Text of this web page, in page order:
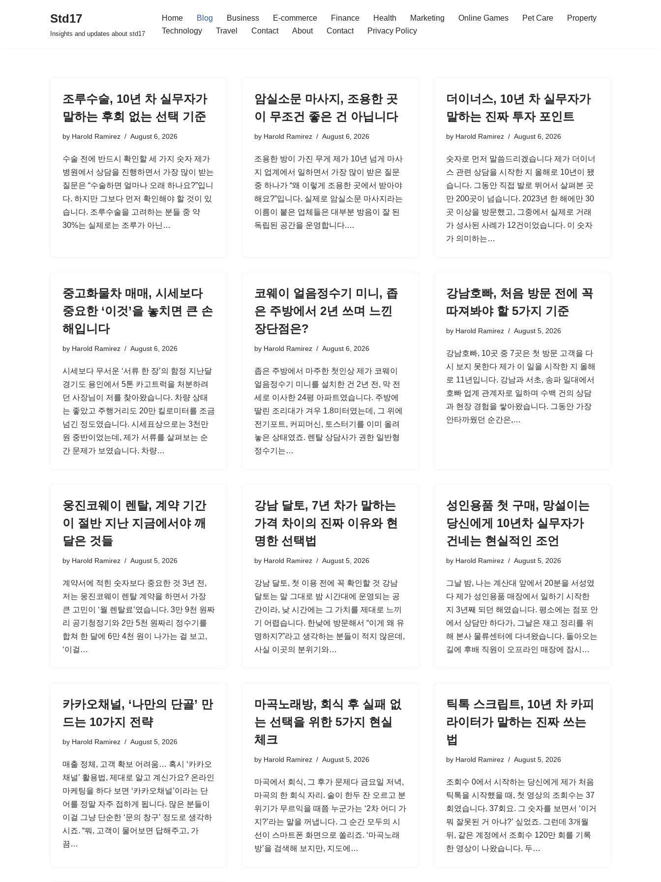
Std17
Insights and updates about std17
Home Blog Business E-commerce Finance Health Marketing Online Games Pet Care
Property
Technology
Travel Contact About Contact Privacy Policy
조루수술, 10년 차 실무자가
말하는 후회 없는 선택 기준
by Harold Ramirez August 6, 2026
수술 전에 반드시 확인할 세 가지 숫자 제가
병원에서 상담을 진행하면서 가장 많이 받는
질문은 “수술하면 얼마나 오래 하나요?”입니
다. 하지만 그보다 먼저 확인해야 할 것이 있
습니다. 조루수술을 고려하는 분들 중 약
30%는 실제로는 조루가 아닌…
암실소문 마사지, 조용한 곳
이 무조건 좋은 건 아닙니다
by Harold Ramirez August 6, 2026
조용한 방이 가진 무게 제가 10년 넘게 마사
지 업계에서 일하면서 가장 많이 받은 질문
중 하나가 “왜 이렇게 조용한 곳에서 받아야
해요?”입니다. 실제로 암실소문 마사지라는
이름이 붙은 업체들은 대부분 방음이 잘 된
독립된 공간을 운영합니다.…
더이너스, 10년 차 실무자가
말하는 진짜 투자 포인트
by Harold Ramirez August 6, 2026
숫자로 먼저 말씀드리겠습니다 제가 더이너
스 관련 상담을 시작한 지 올해로 10년이 됐
습니다. 그동안 직접 발로 뛰어서 살펴본 곳
만 200곳이 넘습니다. 2023년 한 해에만 30
곳 이상을 방문했고, 그중에서 실제로 거래
가 성사된 사례가 12건이었습니다. 이 숫자
가 의미하는…
중고화물차 매매, 시세보다
중요한 ‘이것’을 놓치면 큰 손
해입니다
by Harold Ramirez August 6, 2026
시세보다 무서운 ‘서류 한 장’의 함정 지난달
경기도 용인에서 5톤 카고트럭을 처분하려
던 사장님이 저를 찾아왔습니다. 차량 상태
는 좋았고 주행거리도 20만 킬로미터를 조금
넘긴 정도였습니다. 시세표상으로는 3천만
원 중반이었는데, 제가 서류를 살펴보는 순
간 문제가 보였습니다. 차량…
코웨이 얼음정수기 미니, 좁
은 주방에서 2년 쓰며 느낀
장단점은?
by Harold Ramirez August 6, 2026
좁은 주방에서 마주한 첫인상 제가 코웨이
얼음정수기 미니를 설치한 건 2년 전, 막 전
세로 이사한 24평 아파트였습니다. 주방에
딸린 조리대가 겨우 1.8미터였는데, 그 위에
전기포트, 커피머신, 토스터기를 이미 올려
놓은 상태였죠. 렌탈 상담사가 권한 일반형
정수기는…
강남호빠, 처음 방문 전에 꼭
따져봐야 할 5가지 기준
by Harold Ramirez August 5, 2026
강남호빠, 10곳 중 7곳은 첫 방문 고객을 다
시 보지 못한다 제가 이 일을 시작한 지 올해
로 11년입니다. 강남과 서초, 송파 일대에서
호빠 업계 관계자로 일하며 수백 건의 상담
과 현장 경험을 쌓아왔습니다. 그동안 가장
안타까웠던 순간은,…
웅진코웨이 렌탈, 계약 기간
이 절반 지난 지금에서야 깨
달은 것들
by Harold Ramirez August 5, 2026
계약서에 적힌 숫자보다 중요한 것 3년 전,
저는 웅진코웨이 렌탈 계약을 하면서 가장
큰 고민이 ‘월 렌탈료’였습니다. 3만 9천 원짜
리 공기청정기와 2만 5천 원짜리 정수기를
합쳐 한 달에 6만 4천 원이 나가는 걸 보고,
‘이걸…
강남 달토, 7년 차가 말하는
가격 차이의 진짜 이유와 현
명한 선택법
by Harold Ramirez August 5, 2026
강남 달토, 첫 이용 전에 꼭 확인할 것 강남
달토는 말 그대로 밤 시간대에 운영되는 공
간이라, 낮 시간에는 그 가치를 제대로 느끼
기 어렵습니다. 한낮에 방문해서 “이게 왜 유
명하지?”라고 생각하는 분들이 적지 않은데,
사실 이곳의 분위기와…
성인용품 첫 구매, 망설이는
당신에게 10년차 실무자가
건네는 현실적인 조언
by Harold Ramirez August 5, 2026
그날 밤, 나는 계산대 앞에서 20분을 서성였
다 제가 성인용품 매장에서 일하기 시작한
지 3년째 되던 해였습니다. 평소에는 점포 안
에서 상담만 하다가, 그날은 재고 정리를 위
해 본사 물류센터에 다녀왔습니다. 돌아오는
길에 후배 직원이 오프라인 매장에 잠시…
카카오채널, ‘나만의 단골’ 만
드는 10가지 전략
by Harold Ramirez August 5, 2026
매출 정체, 고객 확보 어려움… 혹시 ‘카카오
채널’ 활용법, 제대로 알고 계신가요? 온라인
마케팅을 하다 보면 ‘카카오채널’이라는 단
어를 정말 자주 접하게 됩니다. 많은 분들이
이걸 그냥 단순한 ‘문의 창구’ 정도로 생각하
시죠. “뭐, 고객이 물어보면 답해주고, 가
끔…
마곡노래방, 회식 후 실패 없
는 선택을 위한 5가지 현실
체크
by Harold Ramirez August 5, 2026
마곡에서 회식, 그 후가 문제다 금요일 저녁,
마곡의 한 회식 자리. 술이 한두 잔 오르고 분
위기가 무르익을 때쯤 누군가는 ‘2차 어디 가
지?’라는 말을 꺼냅니다. 그 순간 모두의 시
선이 스마트폰 화면으로 쏠리죠. ‘마곡노래
방’을 검색해 보지만, 지도에…
틱톡 스크립트, 10년 차 카피
라이터가 말하는 진짜 쓰는
법
by Harold Ramirez August 5, 2026
조회수 0에서 시작하는 당신에게 제가 처음
틱톡을 시작했을 때, 첫 영상의 조회수는 37
회였습니다. 37회요. 그 숫자를 보면서 ‘이거
뭐 잘못된 거 아냐?’ 싶었죠. 그런데 3개월
뒤, 같은 계정에서 조회수 120만 회를 기록
한 영상이 나왔습니다. 두…